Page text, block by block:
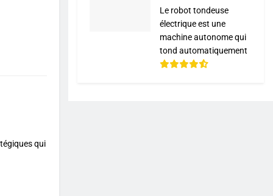
qui
Le robot tondeuse
électrique est une
machine autonome qui
tond automatiquement